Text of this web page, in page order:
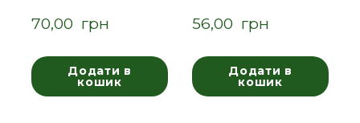
70,00  грн
Додати в
кошик
56,00  грн
Додати в
кошик